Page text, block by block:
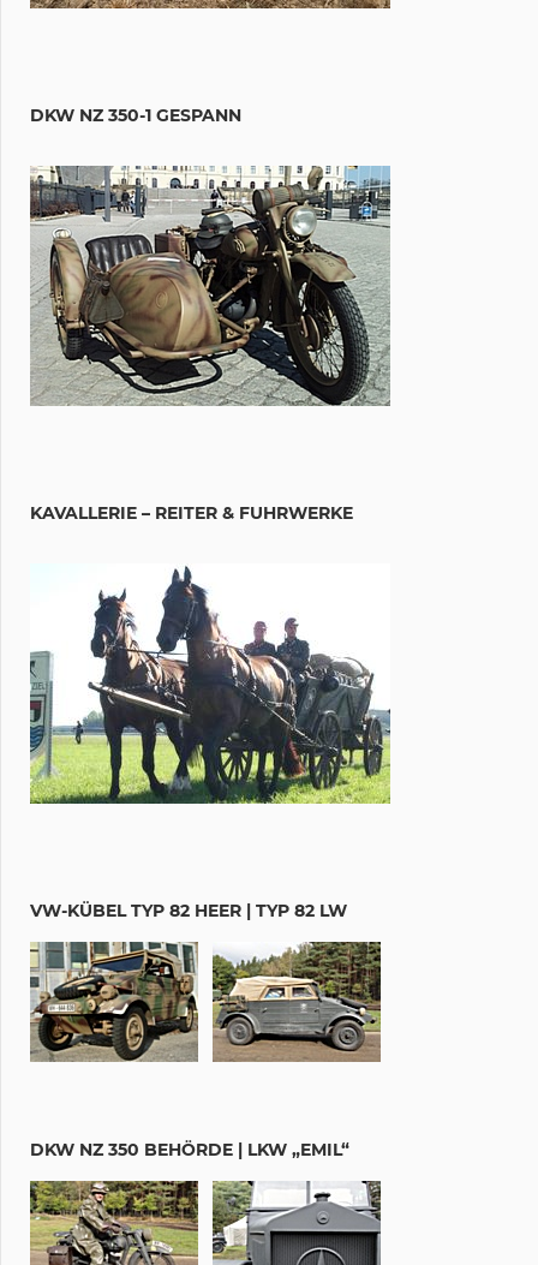
DKW NZ 350-1 GESPANN
KAVALLERIE – REITER & FUHRWERKE
VW-KÜBEL TYP 82 HEER | TYP 82 LW
DKW NZ 350 BEHÖRDE | LKW „EMIL“